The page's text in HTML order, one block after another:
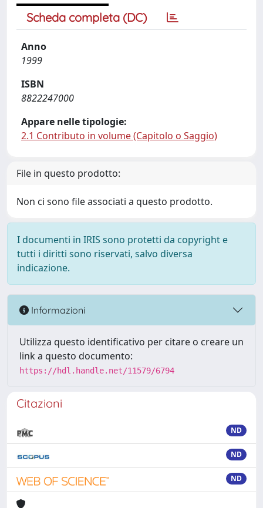
Scheda completa (DC)
Anno
1999
ISBN
8822247000
Appare nelle tipologie:
2.1 Contributo in volume (Capitolo o Saggio)
File in questo prodotto:
Non ci sono file associati a questo prodotto.
I documenti in IRIS sono protetti da copyright e
tutti i diritti sono riservati, salvo diversa
indicazione.
Informazioni
Utilizza questo identificativo per citare o creare un
link a questo documento:
https://hdl.handle.net/11579/6794
Citazioni
ND
ND
ND